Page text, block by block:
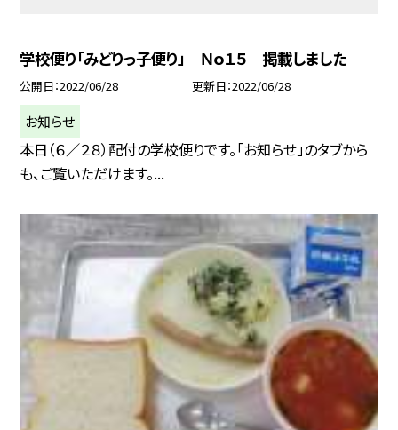
学校便り「みどりっ子便り」 Ｎｏ１５ 掲載しました
公開日 2022/06/28 更新日 2022/06/28
お知らせ
本日（６／２８）配付の学校便りです。「お知らせ」のタブから
も、ご覧いただけます。...